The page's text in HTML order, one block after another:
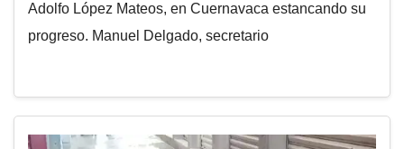
Adolfo López Mateos, en Cuernavaca estancando su
progreso. Manuel Delgado, secretario